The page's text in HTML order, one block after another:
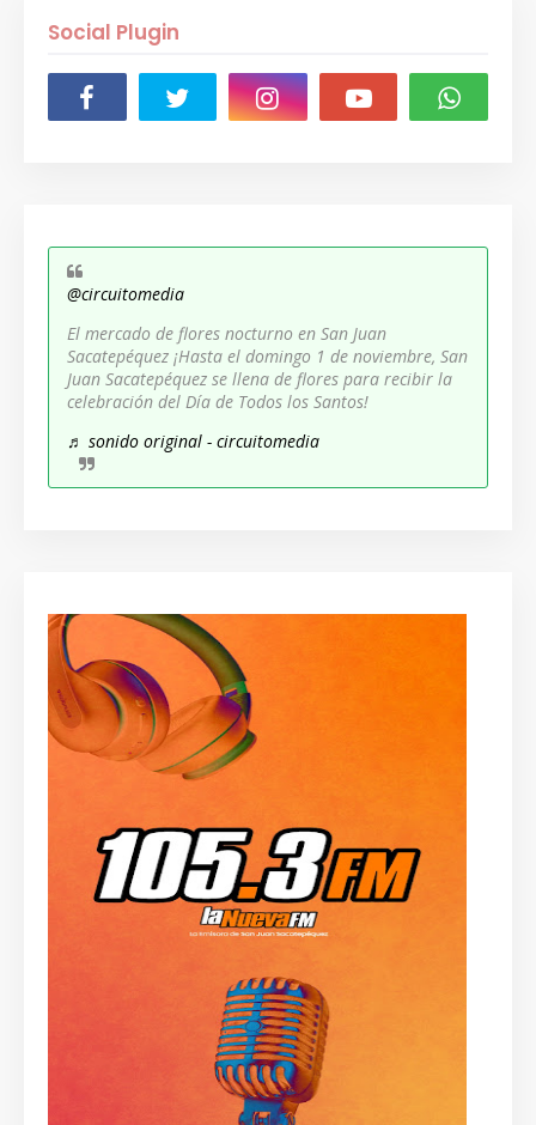
Social Plugin
@circuitomedia
El mercado de flores nocturno en San Juan
Sacatepéquez ¡Hasta el domingo 1 de noviembre, San
Juan Sacatepéquez se llena de flores para recibir la
celebración del Día de Todos los Santos!
♬ sonido original - circuitomedia